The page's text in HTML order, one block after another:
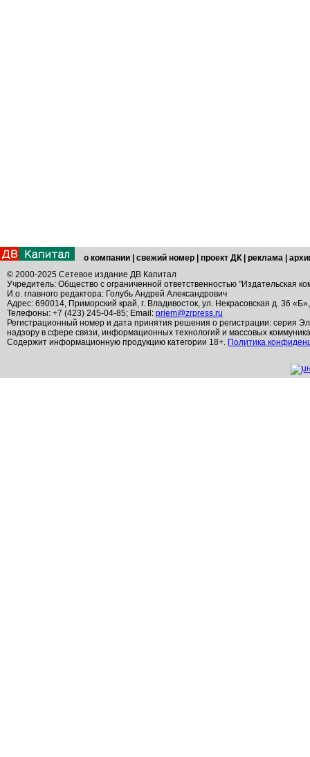
о компании свежий номер проект ДК реклама
© 2000-2025 Сетевое издание ДВ Капитал
Учредитель: Общество с ограниченной ответственностью "Издательская
И.о. главного редактора: Голубь Андрей Александрович
Адрес: 690014, Приморский край, г. Владивосток, ул. Некрасовская д. 36
Телефоны: +7 (423) 245-04-85; Email: priem@zrpress.ru
Регистрационный номер и дата принятия решения о регистрации: серия
надзору в сфере связи, информационных технологий и массовых
Содержит информационную продукцию категории 18+. Политика